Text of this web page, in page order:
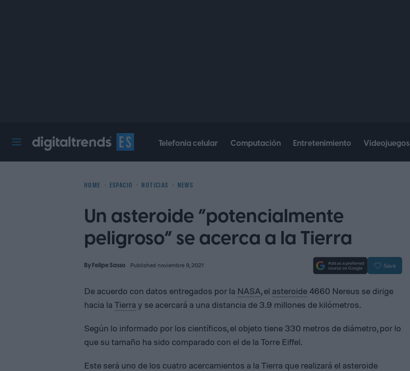
Telefonía celular Computación Entretenimiento Videojuegos
HOME ESPACIO NOTICIAS NEWS
Un asteroide “potencialmente
peligroso” se acerca a la Tierra
ByFelipe Sasso Published noviembre 9, 2021 Save
De acuerdo con datos entregados por la NASA, el asteroide4660 Nereus se dirige
hacia la Tierra y se acercará a una distancia de 3.9 millones de kilómetros.
Según lo informado por los científicos, el objeto tiene 330 metros de diámetro, por lo
que su tamaño ha sido comparado con el de la Torre Eiffel.
Este será uno de los cuatro acercamientos a la Tierra que realizará el asteroide